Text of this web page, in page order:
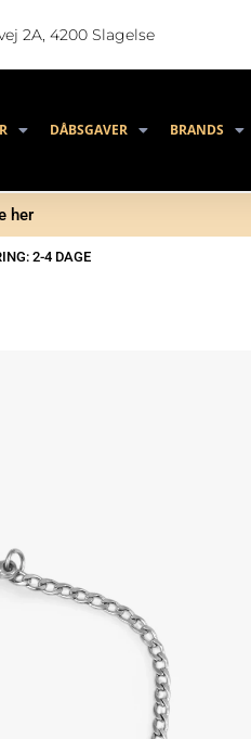
2A, 4200 Slagelse
DÅBSGAVER BRANDS
her
2-4 DAGE